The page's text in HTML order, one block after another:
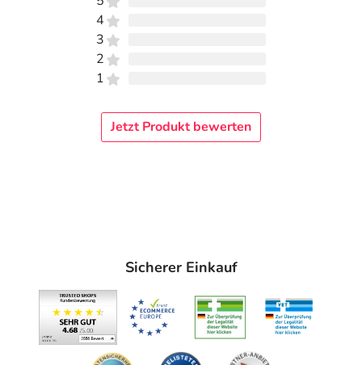
4
3
2
1
Jetzt Produkt bewerten
Sicherer Einkauf